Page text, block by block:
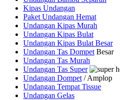
Kipas Undangan
Paket Undangan Hemat
Undangan Kipas Murah
Undangan Kipas Bulat
Undangan Kipas Bulat Besar
Undangan Tas Dompet Besar
Undangan Tas Murah
Undangan Tas Super
Undangan Dompet / Amplop
Undangan Tempat Tissue
Undangan Gelas